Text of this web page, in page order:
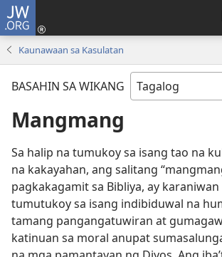
JW.ORG
Kaunawaan sa Kasulatan
BASAHIN SA WIKANG
Mangmang
Sa halip na tumukoy sa isang tao na
na kakayahan, ang salitang
pagkakagamit sa Bibliya, ay
tumutukoy sa isang indibiduwal na
tamang pangangatuwiran at
katinuan sa moral anupat